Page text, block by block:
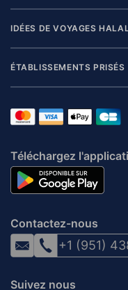
IDÉES DE VOYAGES HALAL
ÉTABLISSEMENTS PRISÉS
Téléchargez
Contactez-nous
+1 (951)
Suivez nous